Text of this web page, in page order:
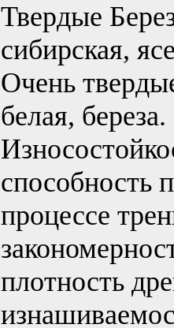
Твердые
сибирская,
Очень
белая, береза.
способность
процессе
плотность